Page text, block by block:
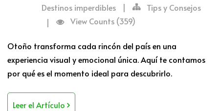
Destinos imperdibles
|
Tips y Consejos
|
View Counts (359)
Otoño transforma cada rincón del país en una
experiencia visual y emocional única. Aquí te contamos
por qué es el momento ideal para descubrirlo.
Leer el Artículo